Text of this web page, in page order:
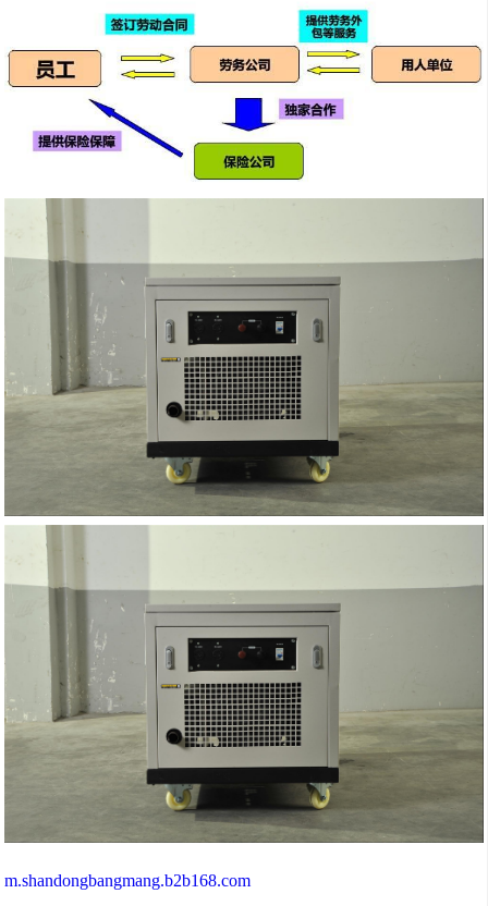
m.shandongbangmang.b2b168.com